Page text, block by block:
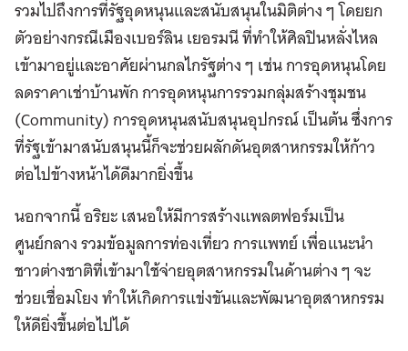
รวมไปถึงการที่รัฐอุดหนุนและสนับสนุนในมิติต่าง ๆ โดยยก
ตัวอย่างกรณีเมืองเบอร์ลิน เยอรมนี ที่ทำให้ศิลปินหลั่งไหล
เข้ามาอยู่และอาศัยผ่านกลไกรัฐต่าง ๆ เช่น การอุดหนุนโดย
ลดราคาเช่าบ้านพัก การอุดหนุนการรวมกลุ่มสร้างชุมชน
(Community) การอุดหนุนสนับสนุนอุปกรณ์ เป็นต้น ซึ่งการ
ที่รัฐเข้ามาสนับสนุนนี้ก็จะช่วยผลักดันอุตสาหกรรมให้ก้าว
ต่อไปข้างหน้าได้ดีมากยิ่งขึ้น
นอกจากนี้ อริยะ เสนอให้มีการสร้างแพลตฟอร์มเป็น
ศูนย์กลาง รวมข้อมูลการท่องเที่ยว การแพทย์ เพื่อแนะนำ
ชาวต่างชาติที่เข้ามาใช้จ่ายอุตสาหกรรมในด้านต่าง ๆ จะ
ช่วยเชื่อมโยง ทำให้เกิดการแข่งขันและพัฒนาอุตสาหกรรม
ให้ดียิ่งขึ้นต่อไปได้